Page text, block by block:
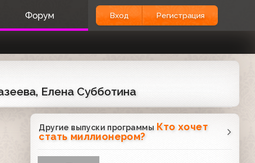
Форум Вход Регистрация
Елена Субботина
Другие выпуски программы Кто хочет
стать миллионером?